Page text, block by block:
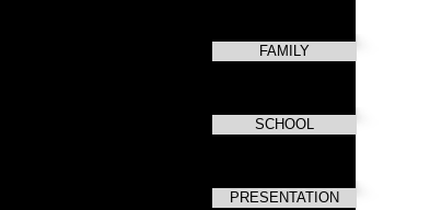
FAMILY
SCHOOL
PRESENTATION